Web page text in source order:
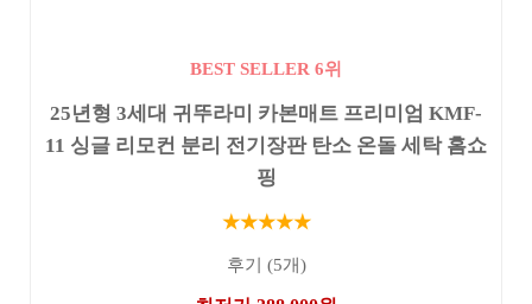
BEST SELLER 6위
25년형 3세대 귀뚜라미 카본매트 프리미엄 KMF-
11 싱글 리모컨 분리 전기장판 탄소 온돌 세탁 홈쇼
핑
★★★★★
후기 (5개)